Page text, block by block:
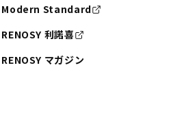
Modern Standard
RENOSY 利諾喜
RENOSY マガジン